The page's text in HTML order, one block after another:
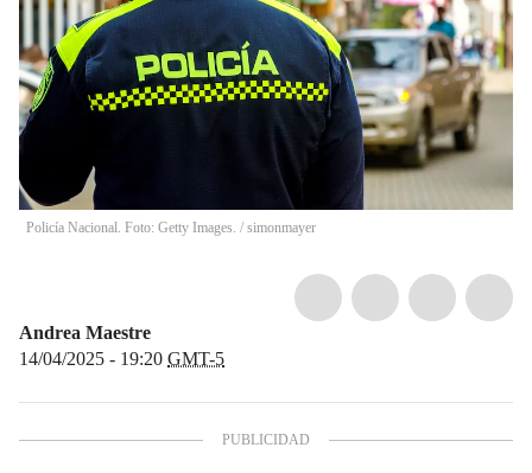
Policía Nacional. Foto: Getty Images. / simonmayer
Andrea Maestre
14/04/2025 - 19:20 GMT-5